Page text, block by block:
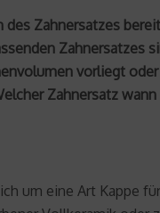
Zahnersatzes
vorliegt
Zahnersatz
um eine Art Kappe